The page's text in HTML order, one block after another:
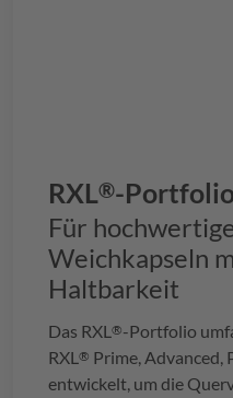
RXL®-
Für
Weichkapseln
Haltbarkeit
Das RXL ®-Portfolio
RXL ® Prime, Advanced,
entwickelt, um die